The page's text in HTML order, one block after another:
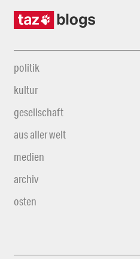
politik
kultur
gesellschaft
aus aller welt
medien
archiv
osten